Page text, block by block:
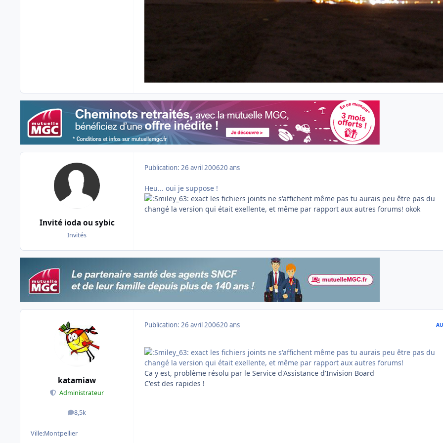
Invité ioda ou sybic
Invités
Publication: 26 avril 200620 ans
Heu... oui je suppose !
exact les fichiers joints ne s'affichent même pas tu aurais peu être pas du
changé la version qui était exellente, et même par rapport aux autres forums! okok
katamiaw
Administrateur
8,5k
messages
Ville:Montpellier
Publication: 26 avril 200620 ans
exact les fichiers joints ne s'affichent même pas tu aurais peu être pas du
changé la version qui était exellente, et même par rapport aux autres forums!
Ca y est, problème résolu par le Service d'Assistance d'Invision Board
C'est des rapides !